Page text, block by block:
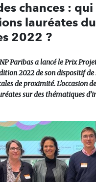
chances : qui
lauréates
2022 ?
Paribas a lancé le Prix
2022 de son dispositif
de proximité. L’occasion
sur des thématiques